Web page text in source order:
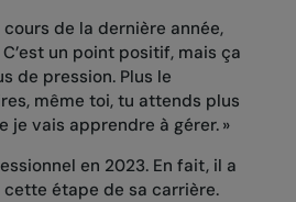
de la dernière année,
un point positif, mais ça
de pression. Plus le
même toi, tu attends plus
je vais apprendre à gérer. »
en 2023. En fait, il a
cette étape de sa carrière.